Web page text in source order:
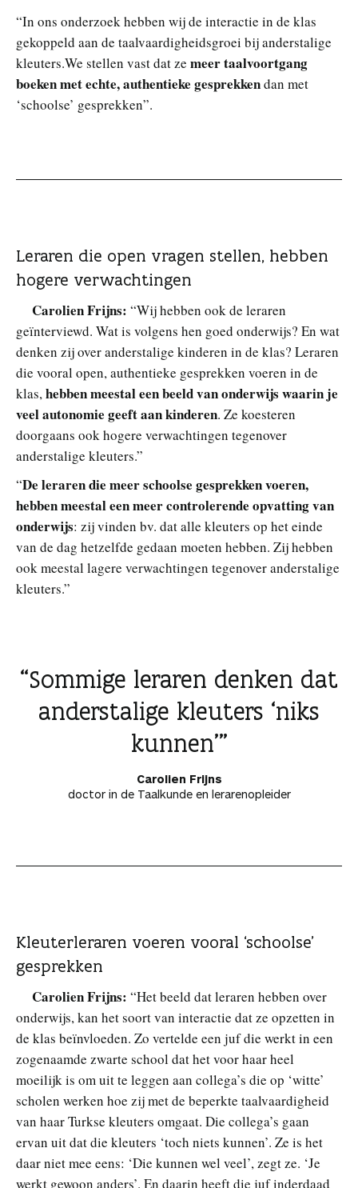
“In ons onderzoek hebben wij de interactie in de klas
gekoppeld aan de taalvaardigheidsgroei bij anderstalige
kleuters.We stellen vast dat ze meer taalvoortgang
boeken met echte, authentieke gesprekkendan met
‘schoolse’ gesprekken”.
Leraren die open vragen stellen, hebben
hogere verwachtingen
Carolien Frijns: “Wij hebben ook de leraren
geïnterviewd. Wat is volgens hen goed onderwijs? En wat
denken zij over anderstalige kinderen in de klas? Leraren
die vooral open, authentieke gesprekken voeren in de
klas,hebben meestal een beeld van onderwijs waarin je
veel autonomie geeft aan kinderen. Ze koesteren
doorgaans ook hogere verwachtingen tegenover
anderstalige kleuters.”
“De leraren die meer schoolse gesprekken voeren,
hebben meestal een meer controlerende opvatting van
onderwijs: zij vinden bv. dat alle kleuters op het einde
van de dag hetzelfde gedaan moeten hebben. Zij hebben
ook meestal lagere verwachtingen tegenover anderstalige
kleuters.”
Sommige leraren denken dat
anderstalige kleuters ‘niks
kunnen’
Carolien Frijns
doctor in de Taalkunde en lerarenopleider
Kleuterleraren voeren vooral ‘schoolse’
gesprekken
Carolien Frijns: “Het beeld dat leraren hebben over
onderwijs, kan het soort van interactie dat ze opzetten in
de klas beïnvloeden. Zo vertelde een juf die werkt in een
zogenaamde zwarte school dat het voor haar heel
moeilijk is om uit te leggen aan collega’s die op ‘witte’
scholen werken hoe zij met de beperkte taalvaardigheid
van haar Turkse kleuters omgaat. Die collega’s gaan
ervan uit dat die kleuters ‘toch niets kunnen’. Ze is het
daar niet mee eens: ‘Die kunnen wel veel’, zegt ze. ‘Je
werkt gewoon anders’. En daarin heeft die juf inderdaad